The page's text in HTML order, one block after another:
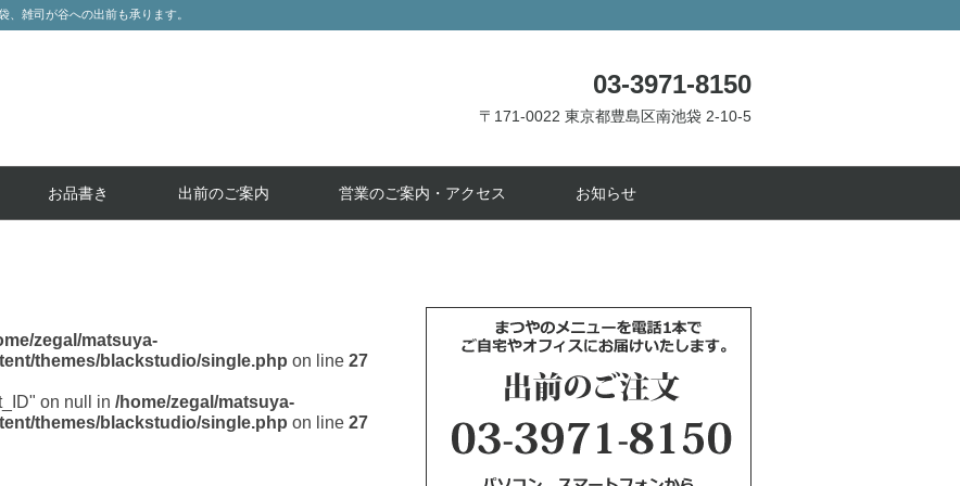
雑司が谷への出前も承ります。
03-3971-8150
〒171-0022 東京都豊島区南池袋 2-10-5
お品書き 出前のご案内 営業のご案内・アクセス お知らせ
zegal/matsuya-
themes/blackstudio/single.php on line 27
on null in /home/zegal/matsuya-
themes/blackstudio/single.php on line 27